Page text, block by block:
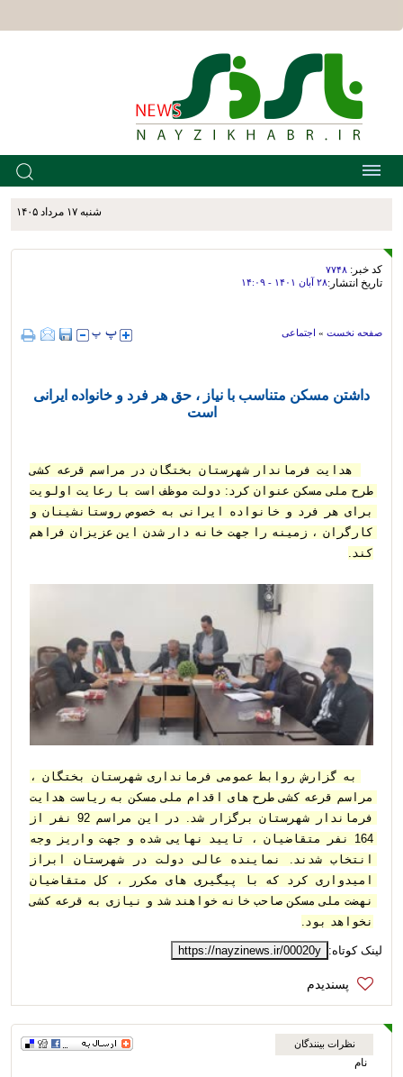
شنبه ۱۷ مرداد ۱۴۰۵
کد خبر: ۷۷۴۸
تاریخ انتشار:۲۸ آبان ۱۴۰۱ - ۱۴:۰۹
صفحه نخست » اجتماعی
داشتن مسکن متناسب با نیاز ، حق هر فرد و خانواده ایرانی
است
هدایت فرماندار شهرستان بختگان در مراسم قرعه کشی
کند.
نهضت ملی مسکن صاحب خانه خواهند شد و نیازی به قرعه کشی
نخواهد بود.
لینک کوتاه: https://nayzinews.ir/00020y
نظرات بینندگان
نام